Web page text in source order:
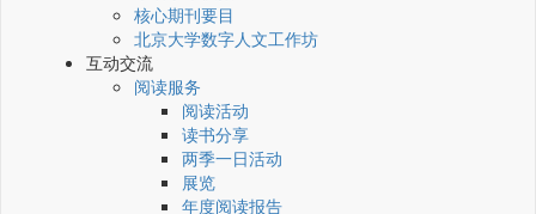
核心期刊要目
北京大学数字人文工作坊
互动交流
阅读服务
阅读活动
读书分享
两季一日活动
展览
年度阅读报告